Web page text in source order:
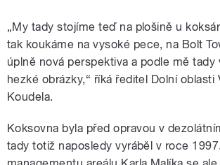
„My tady stojíme teď na plošině u
tak koukáme na vysoké pece, na Bolt
úplně nová perspektiva a podle mě tady
hezké obrázky,“ říká ředitel Dolní oblasti
Koudela.
Koksovna byla před opravou v
tady totiž naposledy vyráběl v roce